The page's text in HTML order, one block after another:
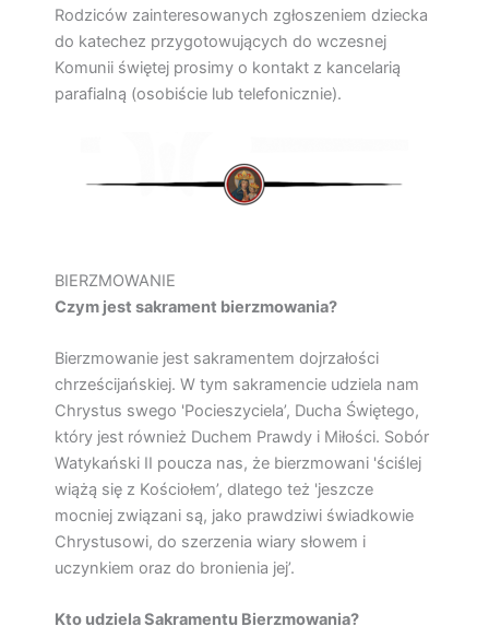
Rodziców zainteresowanych zgłoszeniem dziecka
do katechez przygotowujących do wczesnej
Komunii świętej prosimy o kontakt z kancelarią
parafialną (osobiście lub telefonicznie).
BIERZMOWANIE
Czym jest sakrament bierzmowania?
Bierzmowanie jest sakramentem dojrzałości
chrześcijańskiej. W tym sakramencie udziela nam
Chrystus swego 'Pocieszyciela’, Ducha Świętego,
który jest również Duchem Prawdy i Miłości. Sobór
Watykański II poucza nas, że bierzmowani 'ściślej
wiążą się z Kościołem’, dlatego też 'jeszcze
mocniej związani są, jako prawdziwi świadkowie
Chrystusowi, do szerzenia wiary słowem i
uczynkiem oraz do bronienia jej’.
Kto udziela Sakramentu Bierzmowania?